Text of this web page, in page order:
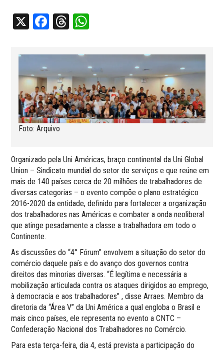
X Facebook
Threads
Foto: Arquivo
Organizado pela Uni Américas, braço continental da Uni Global
Union – Sindicato mundial do setor de serviços e que reúne em
mais de 140 países cerca de 20 milhões de trabalhadores de
diversas categorias – o evento compõe o plano estratégico
2016-2020 da entidade, definido para fortalecer a organização
dos trabalhadores nas Américas e combater a onda neoliberal
que atinge pesadamente a classe a trabalhadora em todo o
Continente.
As discussões do “4° Fórum” envolvem a situação do setor do
comércio daquele país e do avanço dos governos contra
direitos das minorias diversas. “É legítima e necessária a
mobilização articulada contra os ataques dirigidos ao emprego,
à democracia e aos trabalhadores” , disse Arraes. Membro da
diretoria da “Área V” da Uni América a qual engloba o Brasil e
mais cinco países, ele representa no evento a CNTC –
Confederação Nacional dos Trabalhadores no Comércio.
Para esta terça-feira, dia 4, está prevista a participação do